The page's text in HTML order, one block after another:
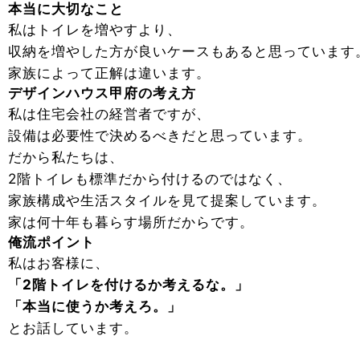
本当に大切なこと
私はトイレを増やすより、
収納を増やした方が良いケースもあると思っています
家族によって正解は違います。
デザインハウス甲府の考え方
私は住宅会社の経営者ですが、
設備は必要性で決めるべきだと思っています。
だから私たちは、
2階トイレも標準だから付けるのではなく、
家族構成や生活スタイルを見て提案しています。
家は何十年も暮らす場所だからです。
俺流ポイント
私はお客様に、
「2階トイレを付けるか考えるな。」
「本当に使うか考えろ。」
とお話しています。